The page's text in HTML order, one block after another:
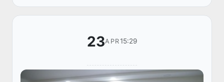
23APR15:29